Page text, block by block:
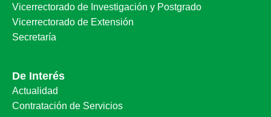
Vicerrectorado de Investigación y Postgrado
Vicerrectorado de Extensión
Secretaría
De Interés
Actualidad
Contratación de Servicios